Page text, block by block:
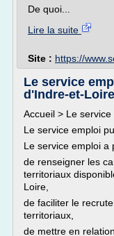
De quoi...
Lire la suite
Site : https://
Le service
d'Indre-et-Loire
Accueil > Le
Le service emploi
Le service emploi a
de renseigner les
territoriaux
Loire,
de faciliter le
territoriaux,
de mettre en